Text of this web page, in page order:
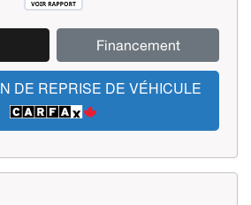
Financement
DE REPRISE DE VÉHICULE